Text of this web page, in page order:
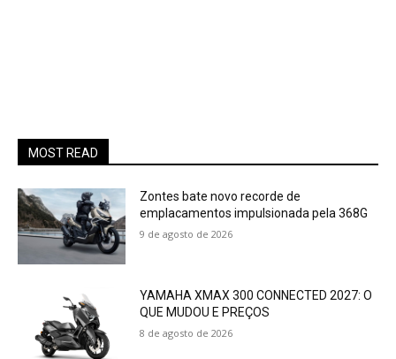
MOST READ
Zontes bate novo recorde de
emplacamentos impulsionada pela 368G
9 de agosto de 2026
YAMAHA XMAX 300 CONNECTED 2027: O
QUE MUDOU E PREÇOS
8 de agosto de 2026